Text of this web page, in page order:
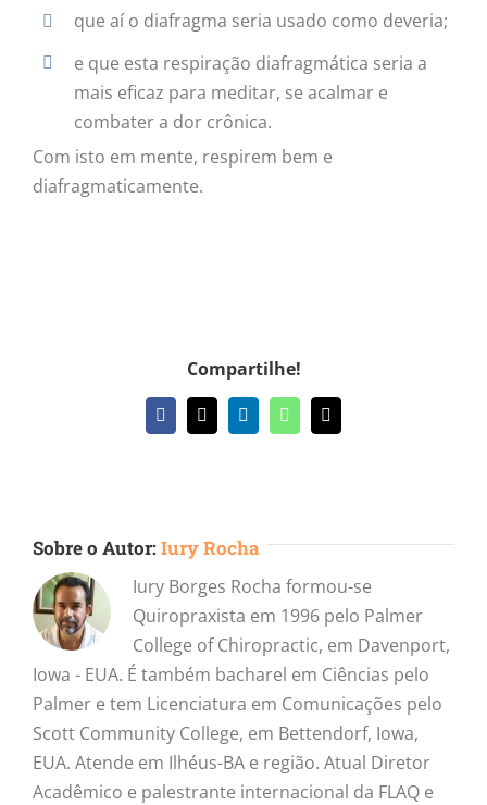
que aí o diafragma seria usado como deveria;
e que esta respiração diafragmática seria a
mais eficaz para meditar, se acalmar e
combater a dor crônica.
Com isto em mente, respirem bem e
diafragmaticamente.
Compartilhe!
Facebook
X LinkedInWhatsApp
E-
mail
Sobre o Autor:Iury Rocha
Iury Borges Rocha formou-se
Quiropraxista em 1996 pelo Palmer
College of Chiropractic, em Davenport,
Iowa - EUA. É também bacharel em Ciências pelo
Palmer e tem Licenciatura em Comunicações pelo
Scott Community College, em Bettendorf, Iowa,
EUA. Atende em Ilhéus-BA e região. Atual Diretor
Acadêmico e palestrante internacional da FLAQ e